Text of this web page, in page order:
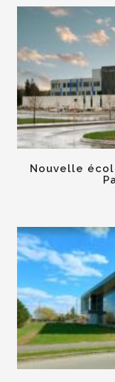
Nouvelle